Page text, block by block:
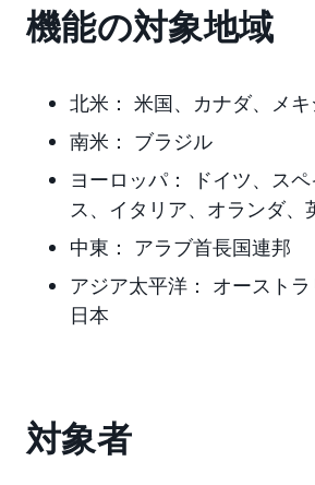
機能の対象地域
北米： 米国、カナダ、メキ
南米：
ブラジル
ヨーロッパ：
ドイツ、ス
ス、イタリア、オランダ、
中東：
アラブ首長国連邦
アジア太平洋：
オーストラ
日本
対象者